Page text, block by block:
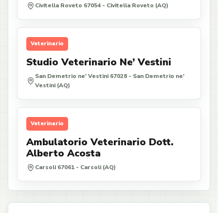
Civitella Roveto 67054 - Civitella Roveto (AQ)
Veterinario
Studio Veterinario Ne’ Vestini
San Demetrio ne' Vestini 67028 - San Demetrio ne'
Vestini (AQ)
Veterinario
Ambulatorio Veterinario Dott.
Alberto Acosta
Carsoli 67061 - Carsoli (AQ)